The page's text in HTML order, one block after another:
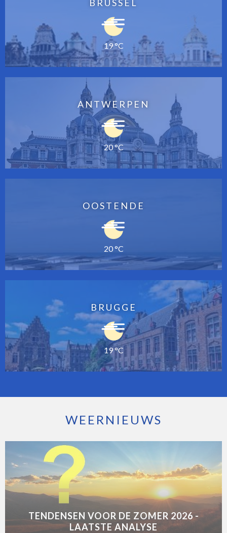
BRUSSEL
19 °C
ANTWERPEN
20 °C
OOSTENDE
20 °C
BRUGGE
19 °C
WEERNIEUWS
TENDENSEN VOOR DE ZOMER 2026 -
LAATSTE ANALYSE